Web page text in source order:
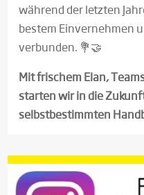
während der letzten
bestem Einvernehmen
verbunden. 💐🤝
Mit frischem Elan,
starten wir in die
selbstbestimmten